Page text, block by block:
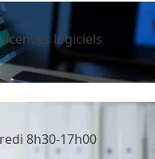
logiciels
8h30-17h00